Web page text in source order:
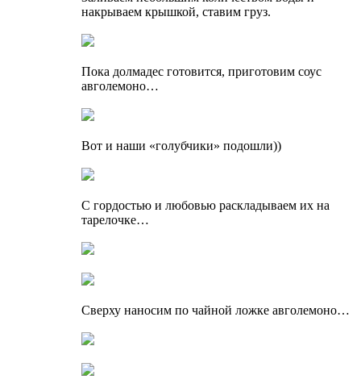
накрываем крышкой, ставим груз.
Пока долмадес готовится, приготовим соус
авголемоно…
Вот и наши «голубчики» подошли))
С гордостью и любовью раскладываем их на
тарелочке…
Сверху наносим по чайной ложке авголемоно…